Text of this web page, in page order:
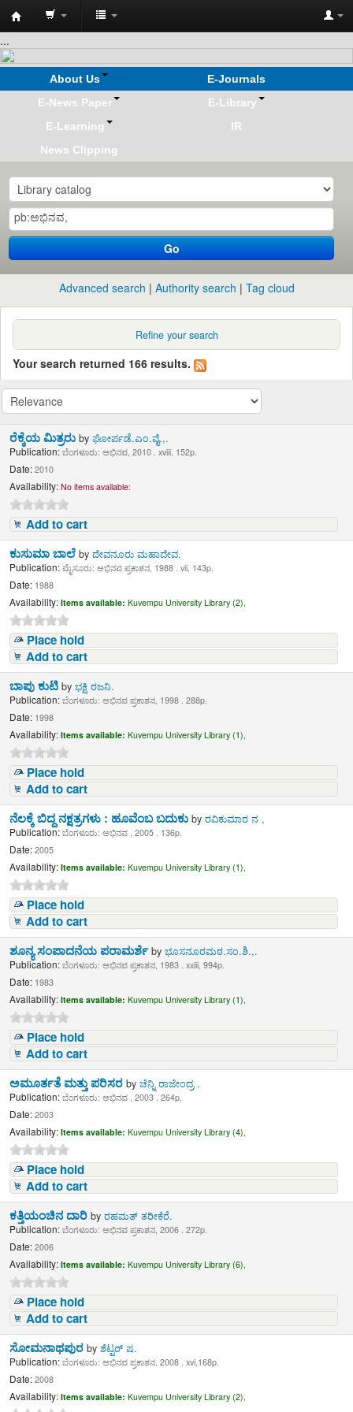
Koha
online
...
About Us
E-Journals
E-News Paper
E-Library
E-Learning
IR
News Clipping
Go
Advanced search Authority search Tag cloud
Refine your search
Your search returned 166 results.
ರೆಕ್ಕೆಯ ಮಿತ್ರರುbyಘೋರ್ಪಡೆ.ಎಂ.ವೈ.,.
Publication:ಬೆಂಗಳೂರು: ಅಭಿನವ, 2010 . xviii, 152p.
Date: 2010
Availability: No items available:
Add to cart
ಕುಸುಮಾ ಬಾಲೆbyದೇವನೂರು ಮಹಾದೇವ.
Publication: ಮೈಸೂರು: ಅಭಿನವ ಪ್ರಕಾಶನ, 1988 . vii, 143p.
Date: 1988
Availability: Items available: Kuvempu University Library (2),
Place hold
Add to cart
ಬಾಪು ಕುಟಿbyಭಕ್ಷಿ ರಜನಿ.
Publication: ಬೆಂಗಳೂರು: ಅಭಿನವ ಪ್ರಕಾಶನ, 1998 . 288p.
Date: 1998
Availability: Items available: Kuvempu University Library (1),
Place hold
Add to cart
ನೆಲಕ್ಕೆ ಬಿದ್ದ ನಕ್ಷತ್ರಗಳು : ಹೂವೆಂಬ ಬದುಕುbyರವಿಕುಮಾರ ನ ,
Publication: ಬೆಂಗಳೂರು: ಅಭಿನವ , 2005 . 136p.
Date: 2005
Availability: Items available: Kuvempu University Library (1),
Place hold
Add to cart
ಶೂನ್ಯ ಸಂಪಾದನೆಯ ಪರಾಮರ್ಶೆbyಭೂಸನೂರಮಠ.ಸಂ.ಶಿ.,.
Publication: ಬೆಂಗಳೂರು: ಅಭಿನವ ಪ್ರಕಾಶನ, 1983 . xxiii, 994p.
Date: 1983
Availability: Items available: Kuvempu University Library (1),
Place hold
Add to cart
ಅಮೂರ್ತತೆ ಮತ್ತು ಪರಿಸರbyಚೆನ್ನಿ ರಾಜೇಂದ್ರ .
Publication: ಬೆಂಗಳೂರು: ಅಭಿನವ , 2003 . 264p.
Date: 2003
Availability: Items available: Kuvempu University Library (4),
Place hold
Add to cart
ಕತ್ತಿಯಂಚಿನ ದಾರಿbyರಹಮತ್ ತರೀಕೆರೆ.
Publication: ಬೆಂಗಳೂರು: ಅಭಿನವ ಪ್ರಕಾಶನ, 2006 . 272p.
Date: 2006
Availability: Items available: Kuvempu University Library (6),
Place hold
Add to cart
ಸೋಮನಾಥಪುರbyಶೆಟ್ಟರ್ ಷ.
Publication: ಬೆಂಗಳೂರು: ಅಭಿನವ ಪ್ರಕಾಶನ, 2008 . xvi,168p.
Date: 2008
Availability: Items available: Kuvempu University Library (2),